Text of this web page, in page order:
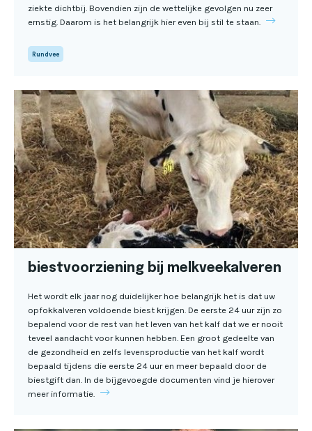
ziekte dichtbij. Bovendien zijn de wettelijke gevolgen nu zeer
ernstig. Daarom is het belangrijk hier even bij stil te staan.
Rundvee
biestvoorziening bij melkveekalveren
Het wordt elk jaar nog duidelijker hoe belangrijk het is dat uw
opfokkalveren voldoende biest krijgen. De eerste 24 uur zijn zo
bepalend voor de rest van het leven van het kalf dat we er nooit
teveel aandacht voor kunnen hebben. Een groot gedeelte van
de gezondheid en zelfs levensproductie van het kalf wordt
bepaald tijdens die eerste 24 uur en meer bepaald door de
biestgift dan. In de bijgevoegde documenten vind je hierover
meer informatie.